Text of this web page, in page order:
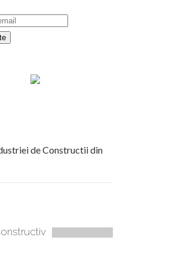
de Constructii din